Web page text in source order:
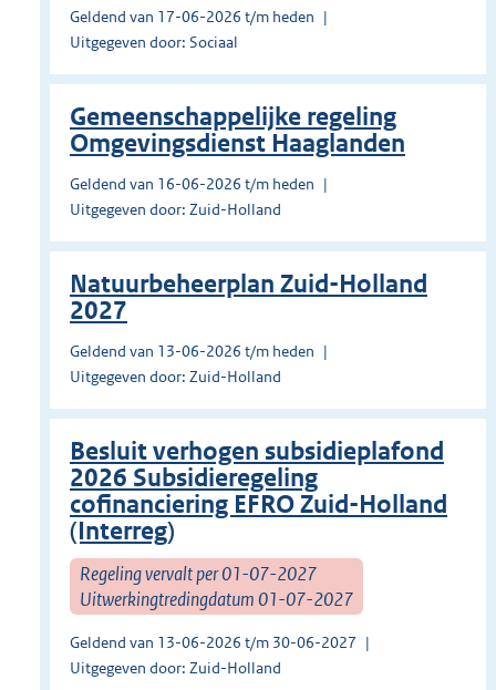
Geldend van 17-06-2026 t/m heden
Uitgegeven door: Sociaal
Gemeenschappelijke regeling
Omgevingsdienst Haaglanden
Geldend van 16-06-2026 t/m heden
Uitgegeven door: Zuid-Holland
Natuurbeheerplan Zuid-Holland
2027
Geldend van 13-06-2026 t/m heden
Uitgegeven door: Zuid-Holland
Besluit verhogen subsidieplafond
2026 Subsidieregeling
cofinanciering EFRO Zuid-Holland
(Interreg)
Regeling vervalt per 01-07-2027
Uitwerkingtredingdatum 01-07-2027
Geldend van 13-06-2026 t/m 30-06-2027
Uitgegeven door: Zuid-Holland